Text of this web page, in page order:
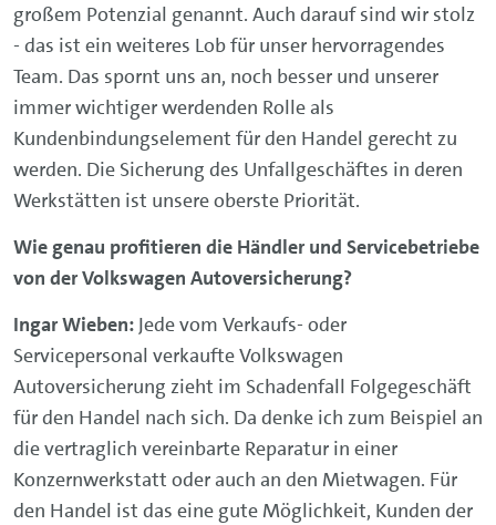
großem Potenzial genannt. Auch darauf sind wir stolz
- das ist ein weiteres Lob für unser hervorragendes
Team. Das spornt uns an, noch besser und unserer
immer wichtiger werdenden Rolle als
Kundenbindungselement für den Handel gerecht zu
werden. Die Sicherung des Unfallgeschäftes in deren
Werkstätten ist unsere oberste Priorität.
Wie genau profitieren die Händler und Servicebetriebe
von der Volkswagen Autoversicherung?
Ingar Wieben: Jede vom Verkaufs- oder
Servicepersonal verkaufte Volkswagen
Autoversicherung zieht im Schadenfall Folgegeschäft
für den Handel nach sich. Da denke ich zum Beispiel an
die vertraglich vereinbarte Reparatur in einer
Konzernwerkstatt oder auch an den Mietwagen. Für
den Handel ist das eine gute Möglichkeit, Kunden der